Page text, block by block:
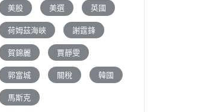
美股 美選 英國
荷姆茲海峽 謝霆鋒
賀錦麗 賈靜雯
郭富城 關稅 韓國
馬斯克